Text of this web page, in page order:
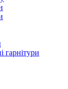
гарнітури